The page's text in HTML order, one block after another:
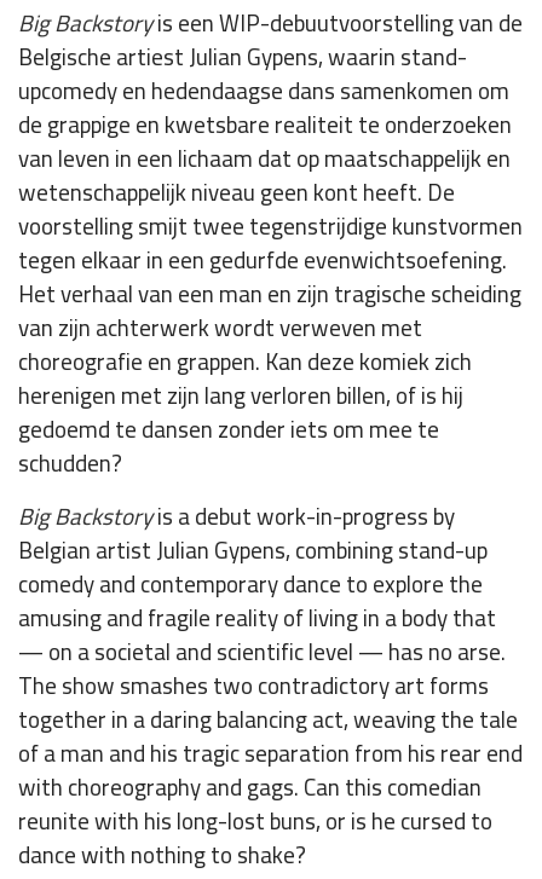
Big Backstoryis een WIP-debuutvoorstelling van de
Belgische artiest Julian Gypens, waarin stand-
upcomedy en hedendaagse dans samenkomen om
de grappige en kwetsbare realiteit te onderzoeken
van leven in een lichaam dat op maatschappelijk en
wetenschappelijk niveau geen kont heeft. De
voorstelling smijt twee tegenstrijdige kunstvormen
tegen elkaar in een gedurfde evenwichtsoefening.
Het verhaal van een man en zijn tragische scheiding
van zijn achterwerk wordt verweven met
choreografie en grappen. Kan deze komiek zich
herenigen met zijn lang verloren billen, of is hij
gedoemd te dansen zonder iets om mee te
schudden?
Big Backstoryis a debut work-in-progress by
Belgian artist Julian Gypens, combining stand-up
comedy and contemporary dance to explore the
amusing and fragile reality of living in a body that
— on a societal and scientific level — has no arse.
The show smashes two contradictory art forms
together in a daring balancing act, weaving the tale
of a man and his tragic separation from his rear end
with choreography and gags. Can this comedian
reunite with his long-lost buns, or is he cursed to
dance with nothing to shake?